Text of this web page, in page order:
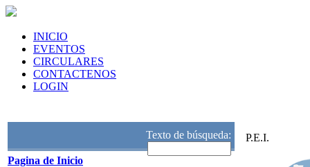
INICIO
EVENTOS
CIRCULARES
CONTACTENOS
LOGIN
Texto de búsqueda:
Pagina de Inicio
P.E.I.